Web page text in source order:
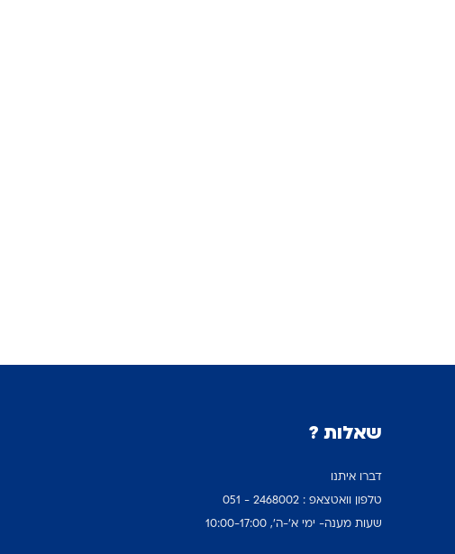
שאלות ?
דברו איתנו
טלפון וואטצאפ : 2468002 - 051
שעות מענה- ימי א'-ה', 10:00-17:00